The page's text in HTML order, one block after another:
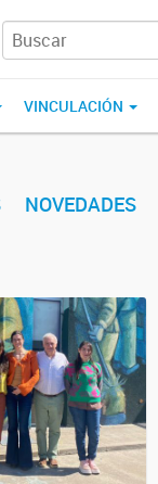
VINCULACIÓN
NOVEDADES